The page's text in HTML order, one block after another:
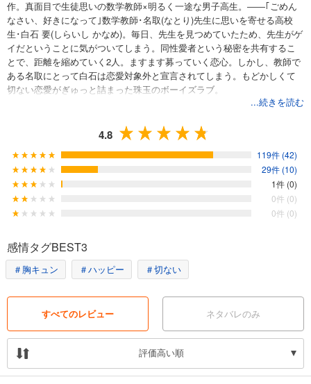
作。真面目で生徒思いの数学教師×明るく一途な男子高生。――｢ごめん
なさい、好きになって｣数学教師･名取(なとり)先生に思いを寄せる高校
生･白石 要(しらいし かなめ)。毎日、先生を見つめていたため、先生がゲ
イだということに気がついてしまう。同性愛者という秘密を共有するこ
とで、距離を縮めていく2人。ますます募っていく恋心。しかし、教師で
ある名取にとって白石は恋愛対象外と宣言されてしまう。もどかしくて
切ない恋愛がぎゅっと詰まった珠玉のボーイズラブ。
...続きを読む
4.8
119件 (42)
29件 (10)
1件 (0)
0件 (0)
0件 (0)
感情タグBEST3
＃胸キュン ＃ハッピー ＃切ない
すべてのレビュー ネタバレのみ
評価高い順